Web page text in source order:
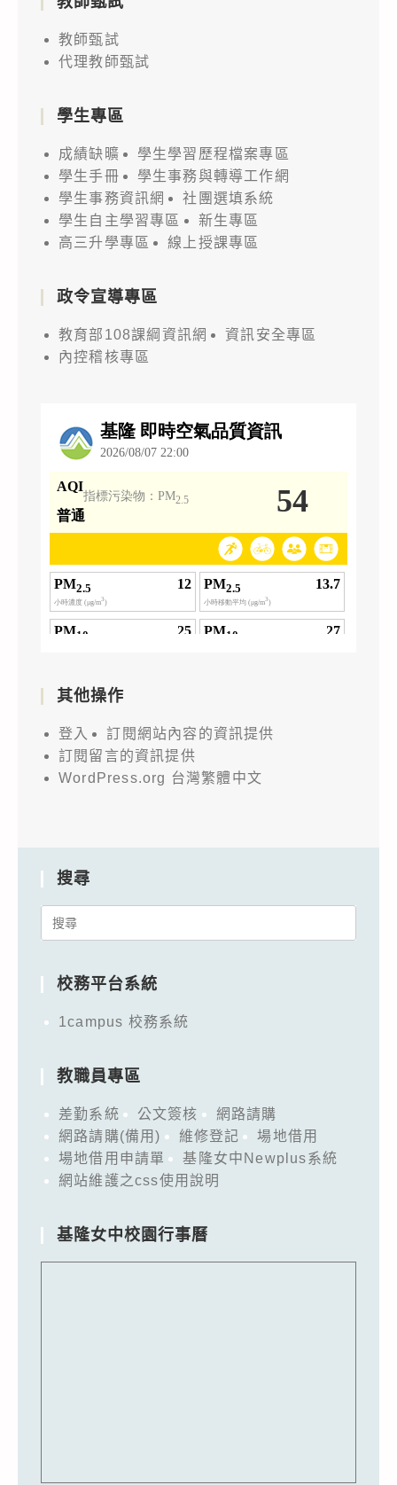
教師甄試
代理教師甄試
學生專區
成績缺曠
學生學習歷程檔案專區
學生手冊
學生事務與轉導工作網
學生事務資訊網
社團選填系統
學生自主學習專區
新生專區
高三升學專區
線上授課專區
政令宣導專區
教育部108課綱資訊網
資訊安全專區
內控稽核專區
其他操作
登入
訂閱網站內容的資訊提供
訂閱留言的資訊提供
WordPress.org 台灣繁體中文
搜尋
Search
校務平台系統
1campus 校務系統
教職員專區
差勤系統 公文簽核
網路請購
網路請購(備用)
維修登記
場地借用
場地借用申請單
基隆女中Newplus系統
網站維護之css使用說明
基隆女中校園行事曆